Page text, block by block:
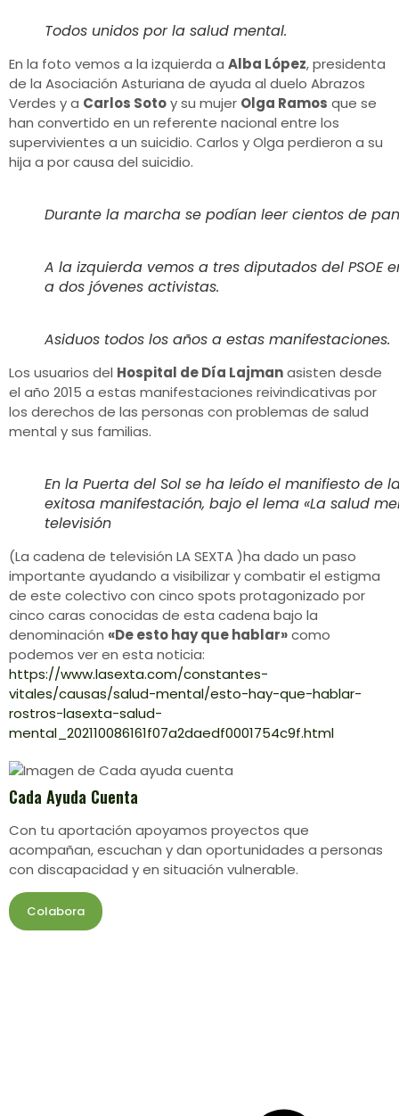
Todos unidos por la salud mental.
En la foto vemos a la izquierda a Alba López, presidenta
de la Asociación Asturiana de ayuda al duelo Abrazos
Verdes y a Carlos Sotoy su mujer Olga Ramos que se
han convertido en un referente nacional entre los
supervivientes a un suicidio. Carlos y Olga perdieron a su
hija a por causa del suicidio.
Durante la marcha se podían leer cientos de
A la izquierda vemos a tres diputados del PSOE
a dos jóvenes activistas.
Asiduos todos los años a estas manifestaciones.
Los usuarios del Hospital de Día Lajmanasisten desde
el año 2015 a estas manifestaciones reivindicativas por
los derechos de las personas con problemas de salud
mental y sus familias.
En la Puerta del Sol se ha leído el manifiesto
exitosa manifestación, bajo el lema «La salud
televisión
(La cadena de televisión LA SEXTA )ha dado un paso
importante ayudando a visibilizar y combatir el estigma
de este colectivo con cinco spots protagonizado por
cinco caras conocidas de esta cadena bajo la
denominación «De esto hay que hablar»como
podemos ver en esta noticia:
https://www.lasexta.com/constantes-
vitales/causas/salud-mental/esto-hay-que-hablar-
rostros-lasexta-salud-
mental_202110086161f07a2daedf0001754c9f.html
Cada Ayuda Cuenta
Con tu aportación apoyamos proyectos que
acompañan, escuchan y dan oportunidades a personas
con discapacidad y en situación vulnerable.
Colabora